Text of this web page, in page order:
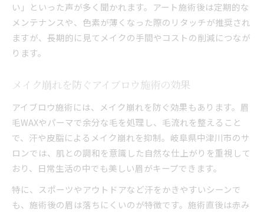
い」といった声が多く聞かれます。アート施術後は定期的な
メンテナンスや、色素が薄くなった際のリタッチが推奨され
ますが、長期的に見てメイクの手間やコストの削減につなが
ります。
メイク崩れを防ぐアイブロウ施術の効果
アイブロウ施術には、メイク崩れを防ぐ効果もあります。眉
毛WAXやパーマで余分な毛を処理し、毛流れを整えること
で、汗や皮脂によるメイク崩れを抑制。岐阜県中津川市のサ
ロンでは、肌との調和を意識した自然な仕上がりを重視して
おり、日常生活の中でも美しい眉がキープできます。
特に、スポーツやアウトドアなど汗をかきやすいシーンで
も、施術後の眉は落ちにくいのが特徴です。施術直後は赤み